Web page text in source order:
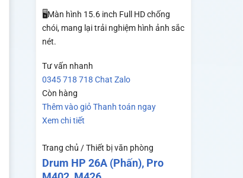
🖥️Màn hình 15.6 inch Full HD chống
chói, mang lại trải nghiệm hình ảnh sắc
nét.
Tư vấn nhanh
0345 718 718 Chat Zalo
Còn hàng
Thêm vào giỏThanh toán ngay
Xem chi tiết
Trang chủ / Thiết bị văn phòng
Drum HP 26A (Phấn), Pro